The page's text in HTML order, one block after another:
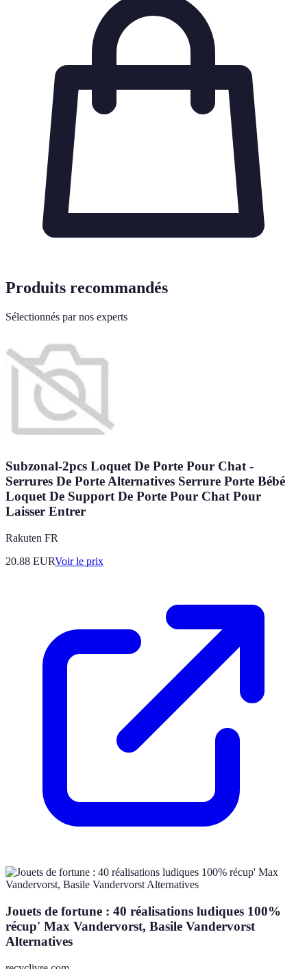
Produits recommandés
Sélectionnés par nos experts
Subzonal-2pcs Loquet De Porte Pour Chat -
Serrures De Porte Alternatives Serrure Porte Bébé
Loquet De Support De Porte Pour Chat Pour
Laisser Entrer
Rakuten FR
20.88 EURVoir le prix
Jouets de fortune : 40 réalisations ludiques 100%
récup' Max Vandervorst, Basile Vandervorst
Alternatives